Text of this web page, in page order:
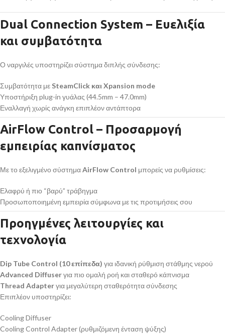
Dual Connection System – Ευελιξία
και συμβατότητα
Ο ναργιλές υποστηρίζει σύστημα διπλής σύνδεσης:
Συμβατότητα με SteamClick και Xpansion mode
Υποστήριξη plug-in γυάλας (44.5mm – 47.0mm)
Εναλλαγή χωρίς ανάγκη επιπλέον αντάπτορα
AirFlow Control – Προσαρμογή
εμπειρίας καπνίσματος
Με το εξελιγμένο σύστημαAirFlow Control μπορείς να ρυθμίσεις:
Ελαφρύ ή πιο “βαρύ” τράβηγμα
Προσωποποιημένη εμπειρία σύμφωνα με τις προτιμήσεις σου
Προηγμένες λειτουργίες και
τεχνολογία
Dip Tube Control (10 επίπεδα) για ιδανική ρύθμιση στάθμης νερού
Advanced Diffuserγια πιο ομαλή ροή και σταθερό κάπνισμα
Thread Adapterγια μεγαλύτερη σταθερότητα σύνδεσης
Επιπλέον υποστηρίζει:
Cooling Diffuser
Cooling Control Adapter (ρυθμιζόμενη ένταση ψύξης)